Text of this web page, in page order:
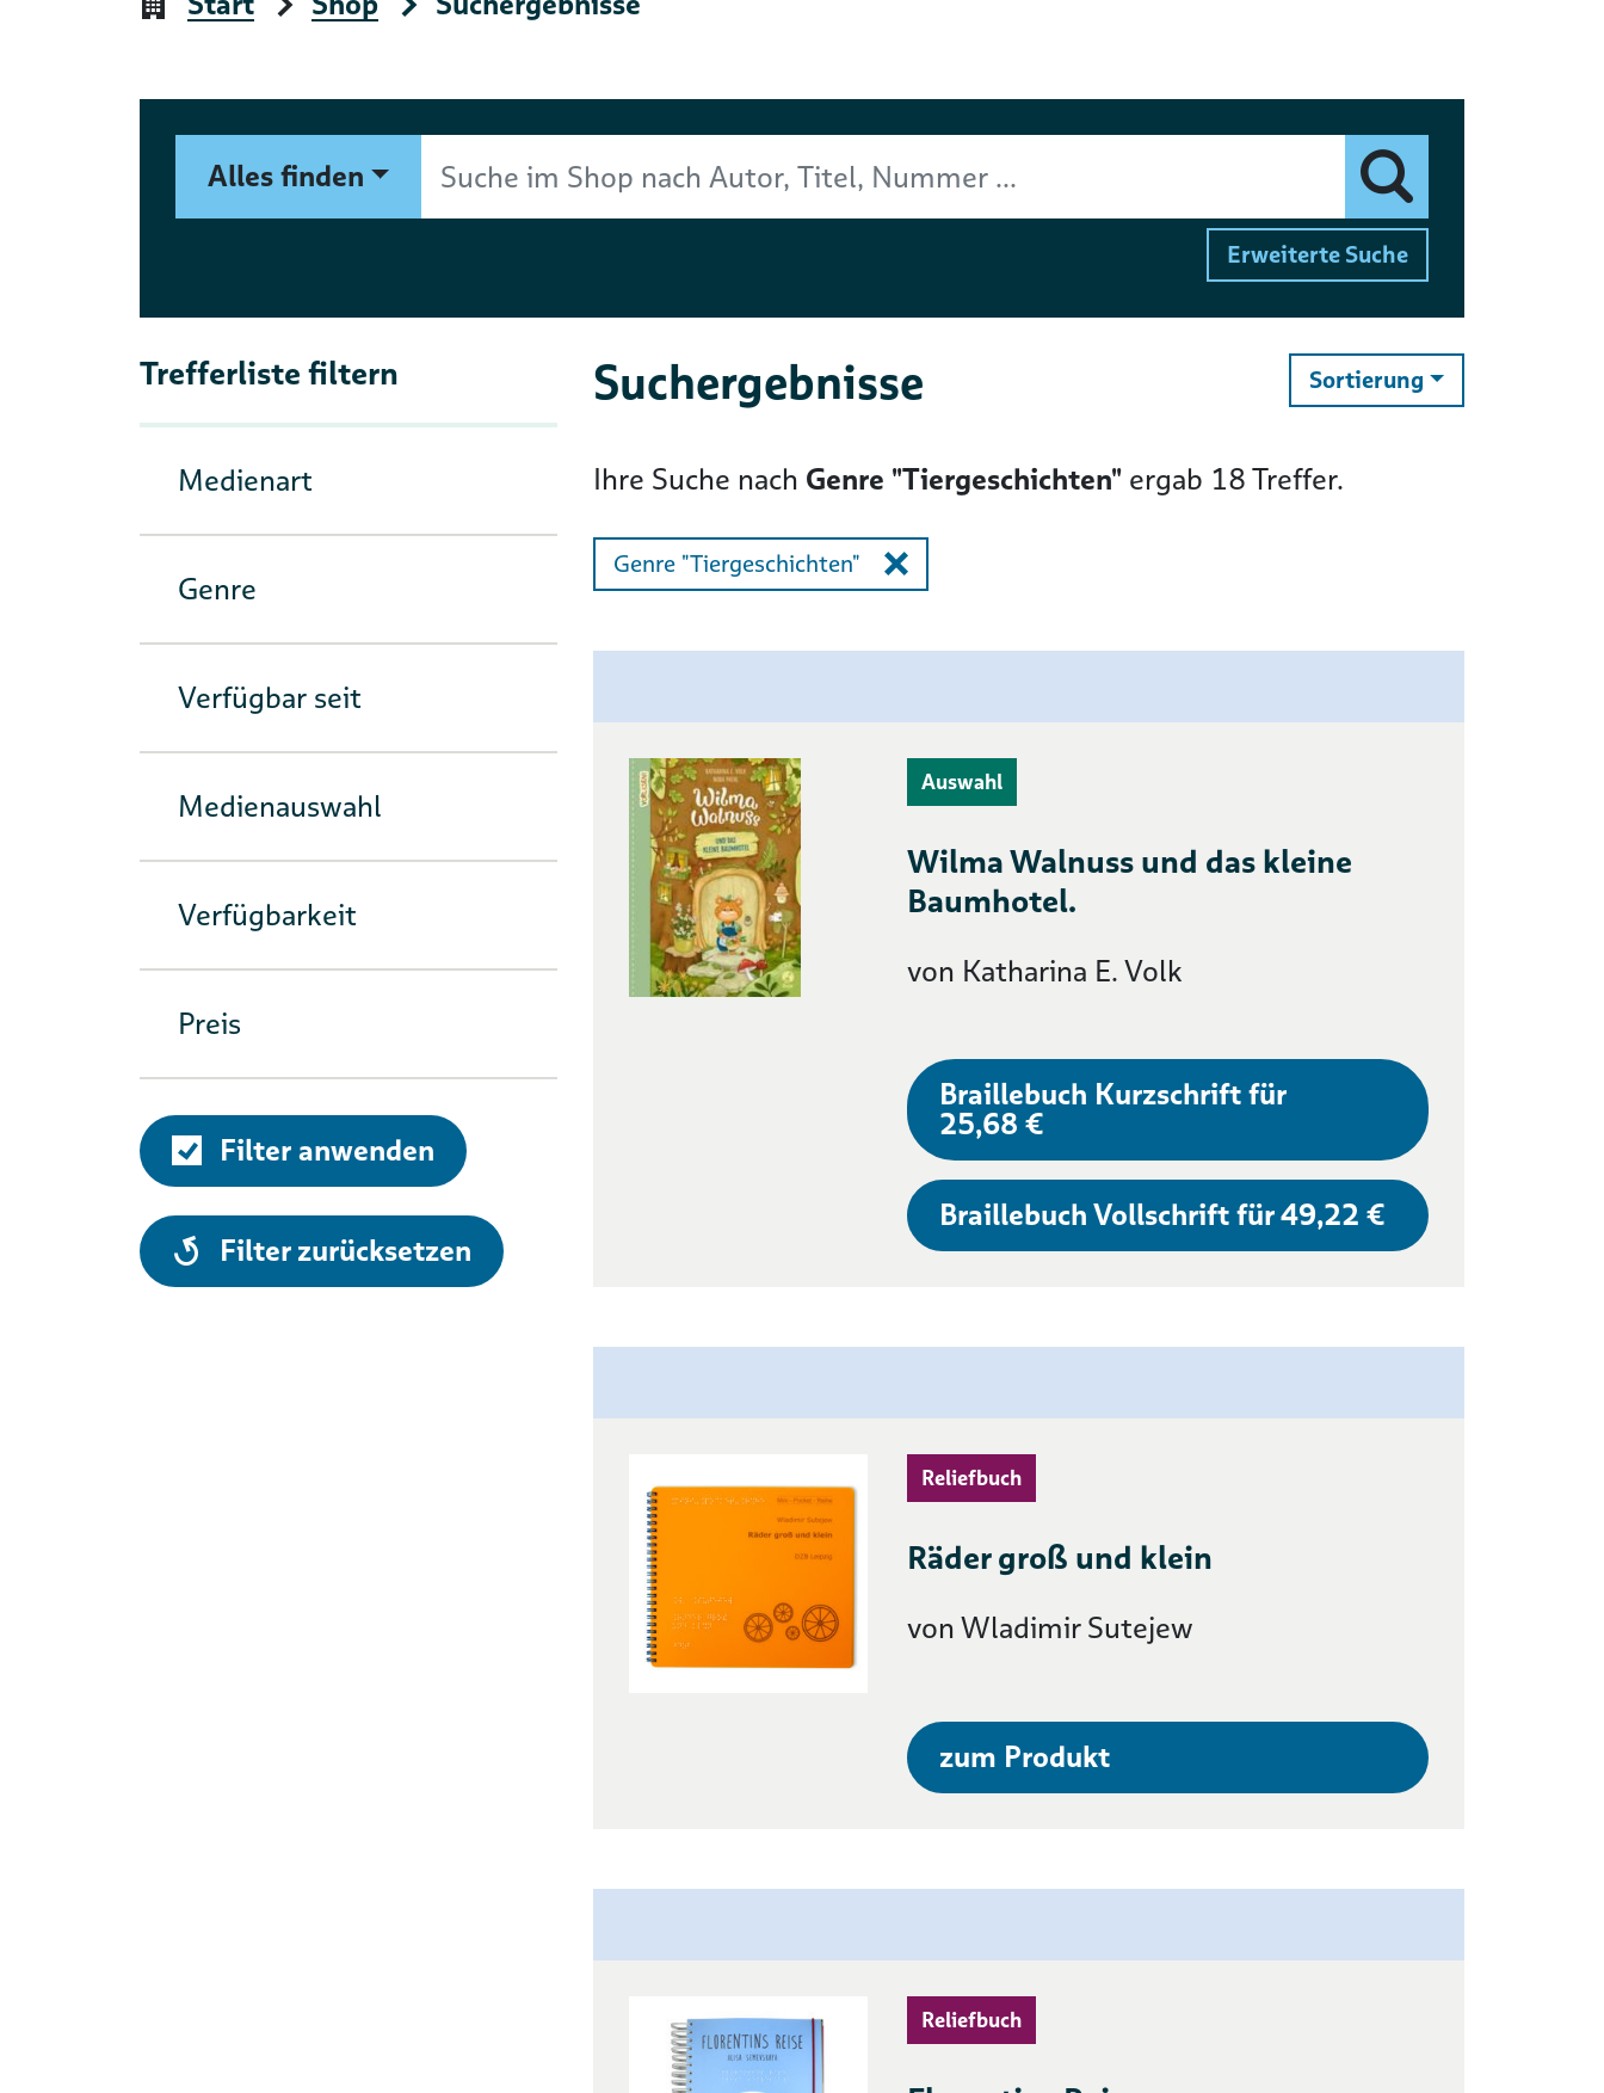
Suchformular
Alles finden
Suche im Shop nach Autor, Titel, Nummer ...
Erweiterte Suche
Trefferliste filtern
Medienart
Genre
Verfügbar seit
Medienauswahl
Verfügbarkeit
Preis
Filter anwenden
alle
Filter zurücksetzen
Suchergebnisse Sortierungändern
Ihre Suche nach Genre "Tiergeschichten" ergab 18Treffer.
Genre "Tiergeschichten"
Auswahl
Wilma Walnuss und das kleine
Baumhotel.
von Katharina E. Volk
Braillebuch Kurzschrift für
25,68 €
Braillebuch Vollschrift für 49,22 €
Reliefbuch
Räder groß und klein
von Wladimir Sutejew
zum Produkt
Reliefbuch